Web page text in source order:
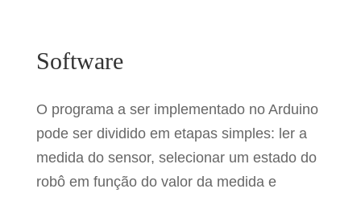
Software
O programa a ser implementado no Arduino
pode ser dividido em etapas simples: ler a
medida do sensor, selecionar um estado do
robô em função do valor da medida e